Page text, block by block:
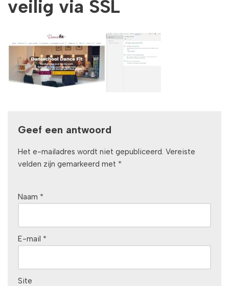
veilig via SSL
Geef een antwoord
Het e-mailadres wordt niet gepubliceerd. Vereiste
velden zijn gemarkeerd met *
Naam *
E-mail *
Site